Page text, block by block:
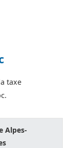
taxe
Alpes-